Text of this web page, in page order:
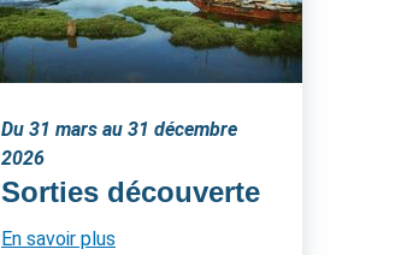
Du 31 mars au 31 décembre
2026
Sorties découverte
En savoir plus